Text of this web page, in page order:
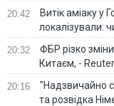
20:42
Витік аміаку у
локалізували:
20:32
ФБР різко
Китаєм, -
20:16
"Надзвичайно
та розвідка